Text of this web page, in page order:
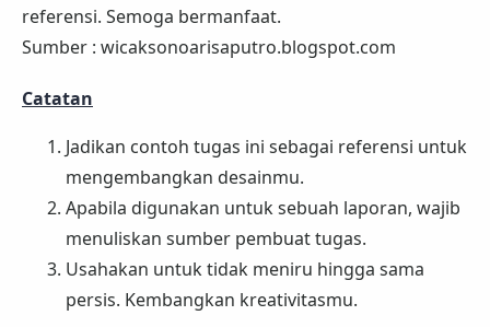
referensi. Semoga bermanfaat.
Sumber : wicaksonoarisaputro.blogspot.com
Catatan
Jadikan contoh tugas ini sebagai referensi untuk
mengembangkan desainmu.
Apabila digunakan untuk sebuah laporan, wajib
menuliskan sumber pembuat tugas.
Usahakan untuk tidak meniru hingga sama
persis. Kembangkan kreativitasmu.